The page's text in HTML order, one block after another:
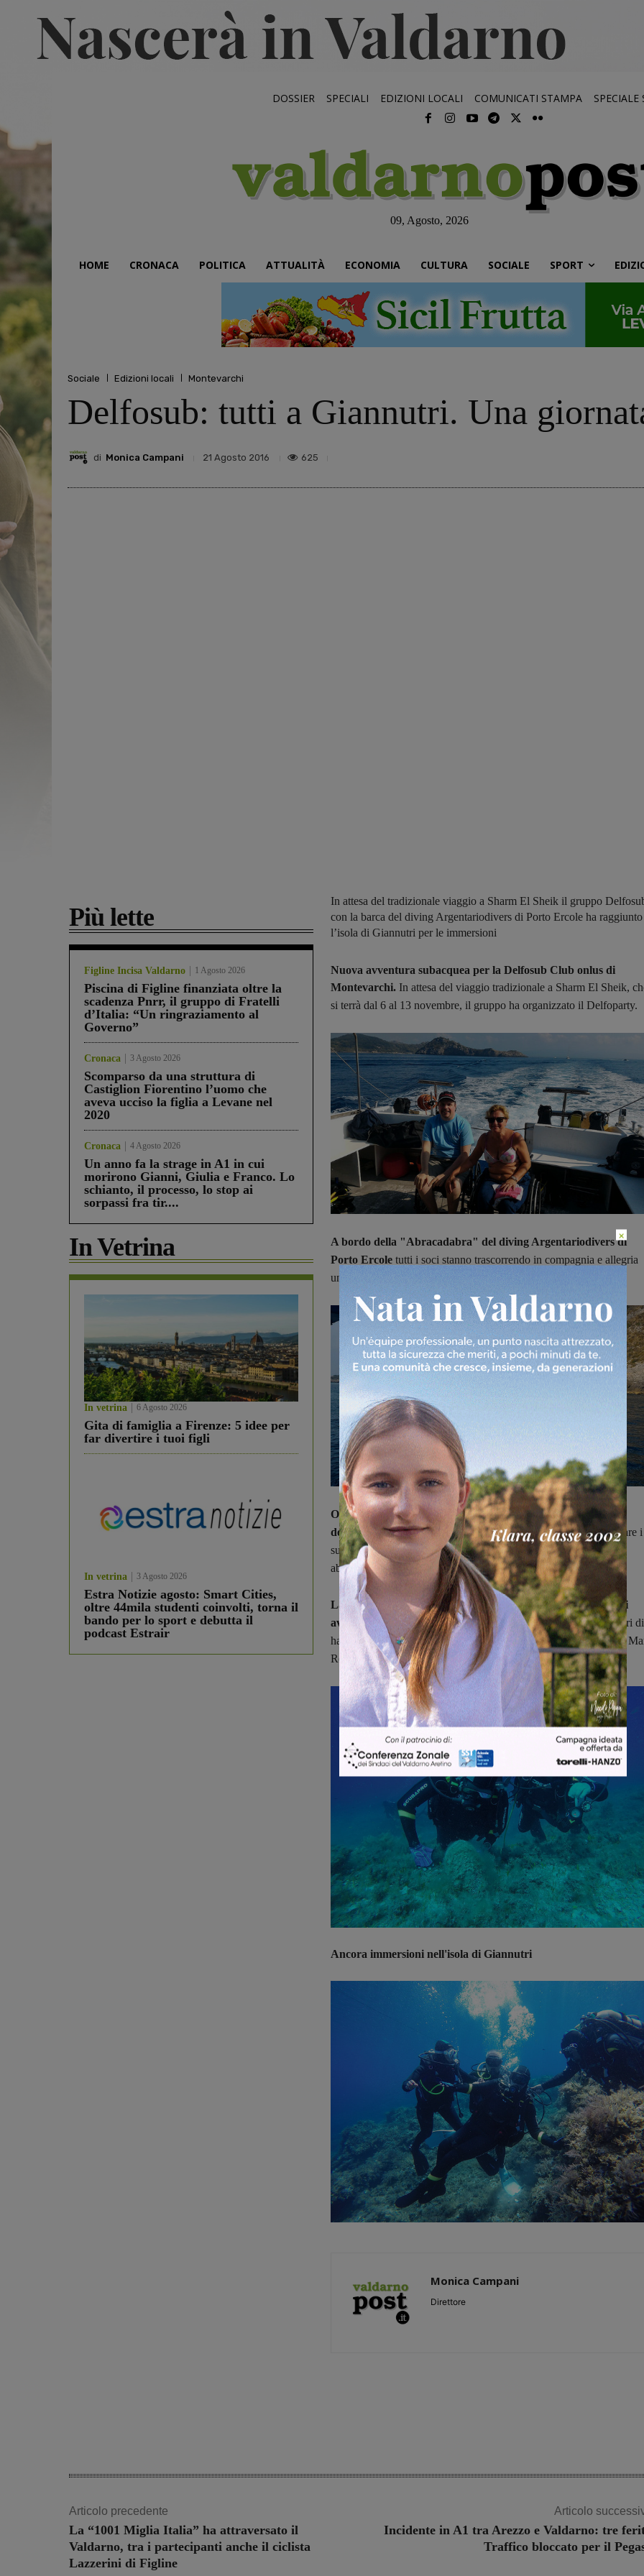
DOSSIER SPECIALI EDIZIONI LOCALI COMUNICATI STAMPA SPECIALE
09, Agosto, 2026
HOME CRONACA POLITICA ATTUALITÀ ECONOMIA CULTURA SOCIALE SPORT
Sociale Edizioni locali Montevarchi
Delfosub: tutti a Giannutri. Una
di Monica Campani 21 Agosto 2016 625
Più lette
Figline Incisa Valdarno 1 Agosto 2026
Piscina di Figline finanziata oltre la
scadenza Pnrr, il gruppo di Fratelli
d’Italia: “Un ringraziamento al
Governo”
Cronaca 3 Agosto 2026
Scomparso da una struttura di
Castiglion Fiorentino l’uomo che
aveva ucciso la figlia a Levane nel
2020
Cronaca 4 Agosto 2026
Un anno fa la strage in A1 in cui
morirono Gianni, Giulia e Franco. Lo
schianto, il processo, lo stop ai
sorpassi fra tir....
In Vetrina
In vetrina 6 Agosto 2026
Gita di famiglia a Firenze: 5 idee per
far divertire i tuoi figli
In vetrina 3 Agosto 2026
Estra Notizie agosto: Smart Cities,
oltre 44mila studenti coinvolti, torna il
bando per lo sport e debutta il
podcast Estrair
In attesa del tradizionale viaggio a Sharm El Sheik il gruppo
con la barca del diving Argentariodivers di Porto Ercole ha raggiunto
l’isola di Giannutri per le immersioni
Nuova avventura subacquea per la Delfosub Club onlus di
Montevarchi. In attesa del viaggio tradizionale a Sharm El Sheik,
si terrà dal 6 al 13 novembre, il gruppo ha organizzato il Delfoparty.
A bordo della "Abracadabra" del diving Argentariodivers di
Porto Ercole tutti i soci stanno trascorrendo in compagnia e allegria
una splendida giornata all'isola di Giannutri.
Oltre ai bellissimi panorami che l'isola più meridionale
dell'Arcipelago toscano offreil gruppo si immergerà per ammirare i
suoi fondali. Per tutti l'obiettivo ancora una volta sarà quello di
abbattere tutte l
e barriere, soprattutto mentali.
La Delfosub Onlus, associazione nata nel 1999 con lo scopo di
avvicinare all'attività subacqueepersone normodotate e portatori di
handicap, intanto sta preparando gli ultimi dettagli del viaggio sul
Rosso.
Ancora immersioni nell'isola di Giannutri
Monica Campani
Direttore
Articolo precedente
La “1001 Miglia Italia” ha attraversato il
Valdarno, tra i partecipanti anche il ciclista
Lazzerini di Figline
Articolo
Incidente in A1 tra Arezzo e Valdarno: tre
Traffico bloccato per il
×